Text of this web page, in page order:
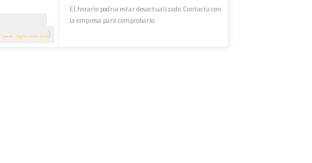
(22 opiniones)
El horario podría estar desactualizado. Contacta con
la empresa para comprobarlo.